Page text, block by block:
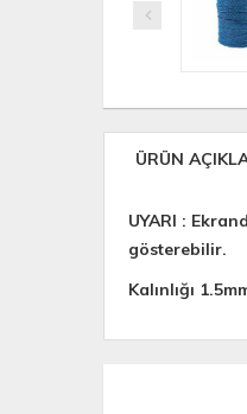
ÜRÜN
UYARI :
gösterebilir.
Kalınlığı